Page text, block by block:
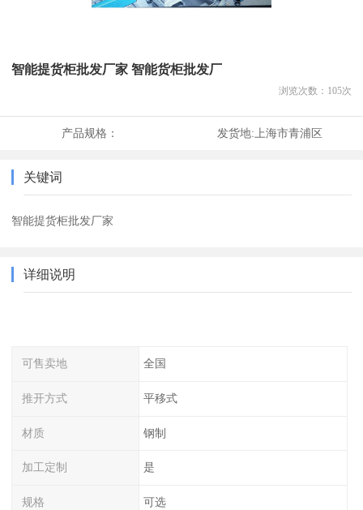
智能提货柜批发厂家 智能货柜批发厂
浏览次数： 105次
产品规格： 发货地: 上海市青浦区
关键词
智能提货柜批发厂家
详细说明
可售卖地 全国
推开方式 平移式
材质 钢制
加工定制 是
规格 可选